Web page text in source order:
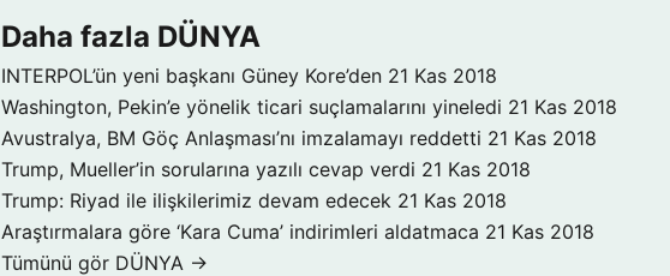
Daha fazla DÜNYA
INTERPOL’ün yeni başkanı Güney Kore’den 21 Kas 2018
Washington, Pekin’e yönelik ticari suçlamalarını yineledi 21 Kas 2018
Avustralya, BM Göç Anlaşması’nı imzalamayı reddetti 21 Kas 2018
Trump, Mueller’in sorularına yazılı cevap verdi 21 Kas 2018
Trump: Riyad ile ilişkilerimiz devam edecek 21 Kas 2018
Araştırmalara göre ‘Kara Cuma’ indirimleri aldatmaca 21 Kas 2018
Tümünü gör DÜNYA →